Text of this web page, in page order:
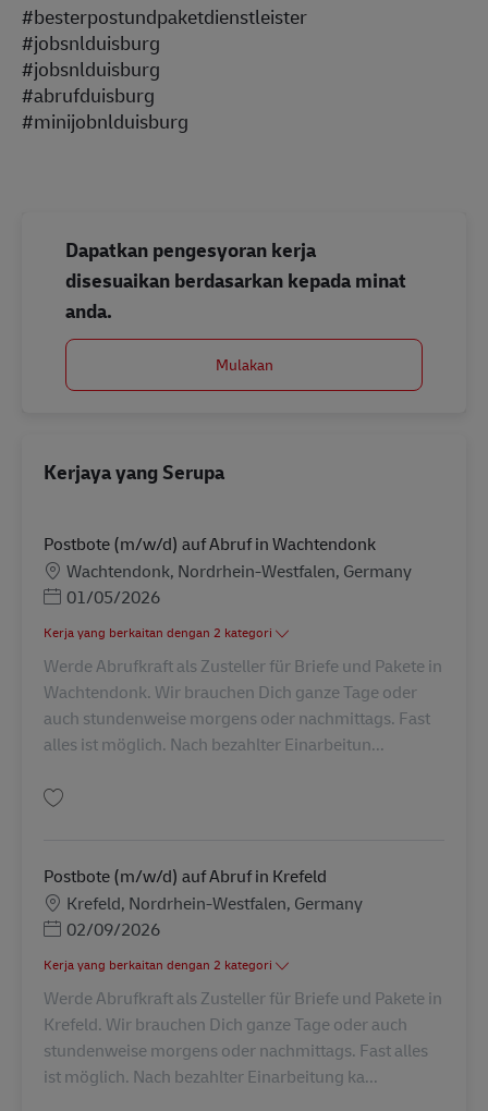
#besterpostundpaketdienstleister
#jobsnlduisburg
#jobsnlduisburg
#abrufduisburg
#minijobnlduisburg
Dapatkan pengesyoran kerja
disesuaikan berdasarkan kepada minat
anda.
Mulakan
Kerjaya yang Serupa
Postbote (m/w/d) auf Abruf in Wachtendonk
LokasiWachtendonk, Nordrhein-Westfalen, Germany
Posted Date
01/05/2026
Kerja yang berkaitan dengan 2 kategori
Werde Abrufkraft als Zusteller für Briefe und Pakete in
Wachtendonk. Wir brauchen Dich ganze Tage oder
auch stundenweise morgens oder nachmittags. Fast
alles ist möglich. Nach bezahlter Einarbeitun...
Postbote (m/w/d) auf Abruf in Krefeld
LokasiKrefeld, Nordrhein-Westfalen, Germany
Posted Date
02/09/2026
Kerja yang berkaitan dengan 2 kategori
Werde Abrufkraft als Zusteller für Briefe und Pakete in
Krefeld. Wir brauchen Dich ganze Tage oder auch
stundenweise morgens oder nachmittags. Fast alles
ist möglich. Nach bezahlter Einarbeitung ka...